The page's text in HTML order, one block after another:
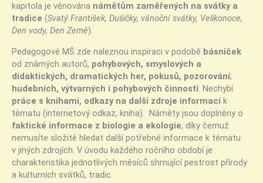
kapitola je věnována námětům zaměřených na svátky a
tradice (Svatý František, Dušičky, vánoční svátky, Velikonoce,
Den vody, Den Země).
Pedagogové MŠ zde naleznou inspiraci v podobě básniček
od známých autorů, pohybových, smyslových a
didaktických, dramatických her, pokusů, pozorování;
hudebních, výtvarných i pohybových činností. Nechybí
práce s knihami, odkazy na další zdroje informací k
tématu (internetový odkaz, kniha). Náměty jsou doplněny o
faktické informace z biologie a ekologie, díky čemuž
nemusíte složitě hledat další potřebné informace k tématu
v jiných zdrojích. V úvodu každého ročního období je
charakteristika jednotlivých měsíců shrnující pestrost přírody
a kulturních svátků, tradic.